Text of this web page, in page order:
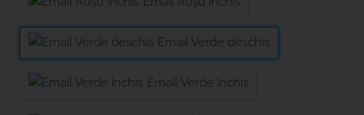
Email Verde deschis
Email Verde închis